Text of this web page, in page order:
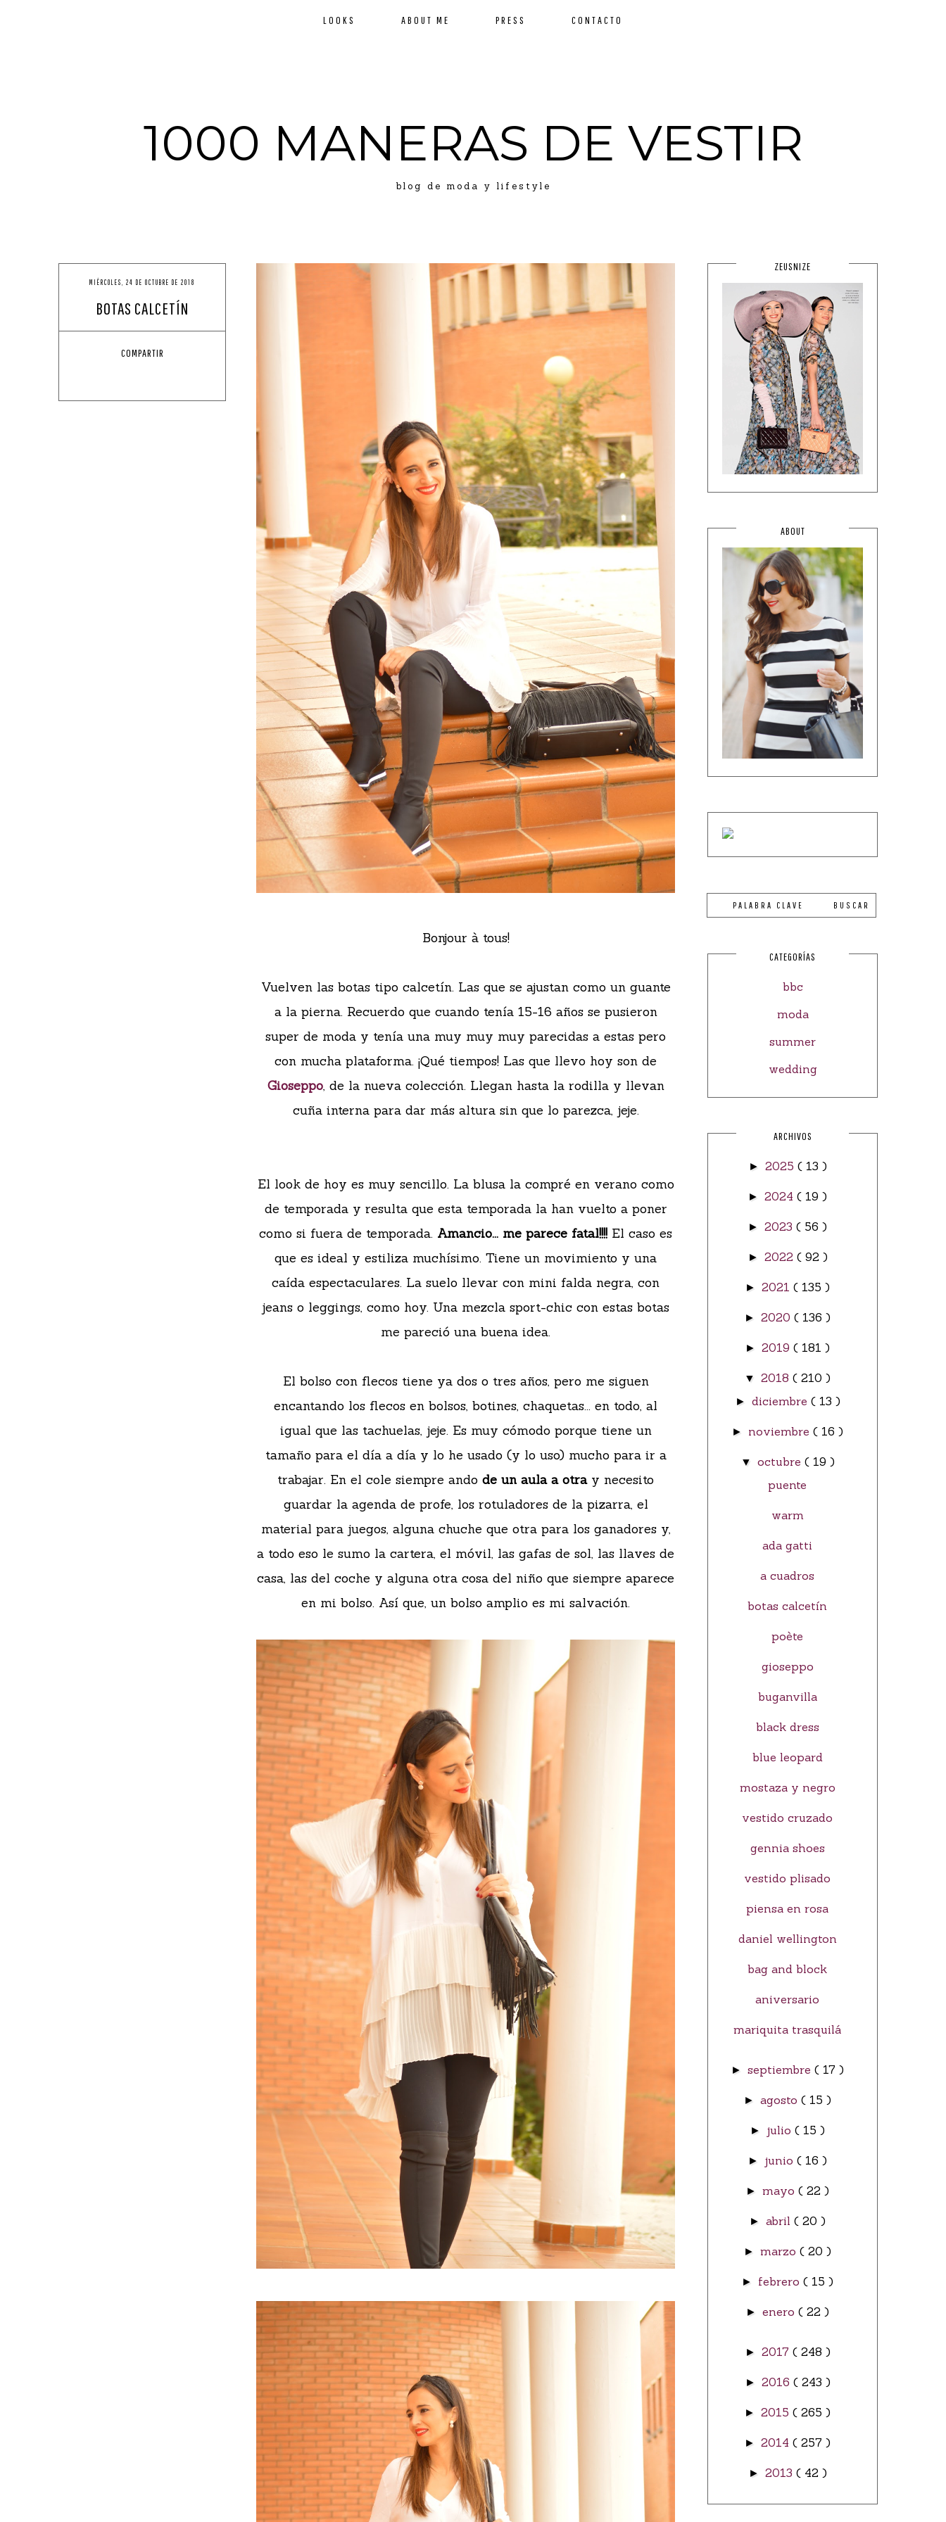
1000 MANERAS DE VESTIR
blog de moda y lifestyle
LOOKS ABOUT ME PRESS CONTACTO
MIÉRCOLES, 24 DE OCTUBRE DE 2018
BOTAS CALCETÍN
COMPARTIR
Bonjour à tous!
Vuelven las botas tipo calcetín. Las que se ajustan como un guante
a la pierna. Recuerdo que cuando tenía 15-16 años se pusieron
super de moda y tenía una muy muy muy parecidas a estas pero
con mucha plataforma. ¡Qué tiempos! Las que llevo hoy son de
Gioseppo, de la nueva colección. Llegan hasta la rodilla y llevan
cuña interna para dar más altura sin que lo parezca, jeje.
El look de hoy es muy sencillo. La blusa la compré en verano como
de temporada y resulta que esta temporada la han vuelto a poner
como si fuera de temporada. Amancio... me parece fatal!!!! El caso es
que es ideal y estiliza muchísimo. Tiene un movimiento y una
caída espectaculares. La suelo llevar con mini falda negra, con
jeans o leggings, como hoy. Una mezcla sport-chic con estas botas
me pareció una buena idea.
El bolso con flecos tiene ya dos o tres años, pero me siguen
encantando los flecos en bolsos, botines, chaquetas... en todo, al
igual que las tachuelas, jeje. Es muy cómodo porque tiene un
tamaño para el día a día y lo he usado (y lo uso) mucho para ir a
trabajar. En el cole siempre andode un aula a otray necesito
guardar la agenda de profe, los rotuladores de la pizarra, el
material para juegos, alguna chuche que otra para los ganadores y,
a todo eso le sumo la cartera, el móvil, las gafas de sol, las llaves de
casa, las del coche y alguna otra cosa del niño que siempre aparece
en mi bolso. Así que, un bolso amplio es mi salvación.
ZEUSNIZE
ABOUT
CATEGORÍAS
bbc
moda
summer
wedding
ARCHIVOS
► 2025 ( 13 )
►2024( 19 )
►2023( 56 )
► 2022 ( 92 )
►2021( 135 )
►2020( 136 )
►2019( 181 )
▼2018( 210 )
► diciembre ( 13 )
► noviembre( 16 )
▼ octubre ( 19 )
puente
warm
ada gatti
a cuadros
botas calcetín
poète
gioseppo
buganvilla
black dress
blue leopard
mostaza y negro
vestido cruzado
gennia shoes
vestido plisado
piensa en rosa
daniel wellington
bag and block
aniversario
mariquita trasquilá
►septiembre( 17 )
►agosto( 15 )
► julio( 15 )
► junio( 16 )
►mayo( 22 )
►abril( 20 )
►marzo( 20 )
► febrero( 15 )
►enero( 22 )
► 2017 ( 248 )
► 2016 ( 243 )
►2015( 265 )
►2014( 257 )
► 2013 ( 42 )